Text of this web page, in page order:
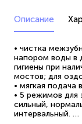
Описание
• чистка
напором воды в
гигиены при
мостов; для
• мягкая подача
• 5 режимов для
сильный,
интервальный.